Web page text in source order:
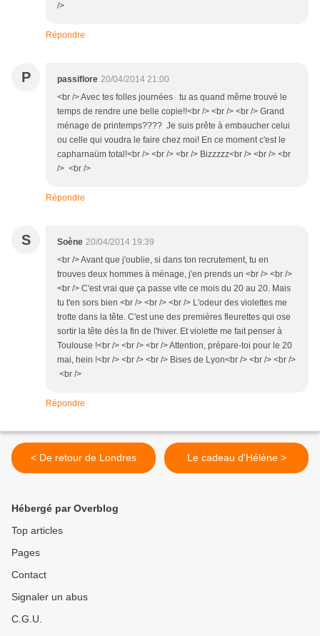
/>
Répondre
P passiflore 20/04/2014 21:00
<br /> Avec tes folles journées tu as quand même trouvé le
temps de rendre une belle copie!!<br /> <br /> <br /> Grand
ménage de printemps???? Je suis prête à embaucher celui
ou celle qui voudra le faire chez moi! En ce moment c'est le
capharnaüm total!<br /> <br /> <br /> Bizzzzz<br /> <br /> <br
/> <br />
Répondre
S Soène 20/04/2014 19:39
<br /> Avant que j'oublie, si dans ton recrutement, tu en
trouves deux hommes à ménage, j'en prends un <br /> <br />
<br /> C'est vrai que ça passe vite ce mois du 20 au 20. Mais
tu t'en sors bien <br /> <br /> <br /> L'odeur des violettes me
trotte dans la tête. C'est une des premières fleurettes qui ose
sortir la tête dès la fin de l'hiver. Et violette me fait penser à
Toulouse !<br /> <br /> <br /> Attention, prépare-toi pour le 20
mai, hein !<br /> <br /> <br /> Bises de Lyon<br /> <br /> <br />
<br />
Répondre
< De retour de Londres Le cadeau d'Hélène >
Hébergé par Overblog
Top articles
Pages
Contact
Signaler un abus
C.G.U.